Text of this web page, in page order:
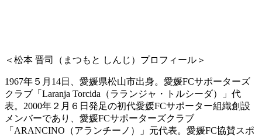
＜松本 晋司（まつもと しんじ）プロフィール＞
1967年５月14日、愛媛県松山市出身。愛媛FCサポーターズ
クラブ「Laranja Torcida（ラランジャ・トルシーダ）」代
表。2000年２月６日発足の初代愛媛FCサポーター組織創設
メンバーであり、愛媛FCサポーターズクラブ
「ARANCINO（アランチーノ）」元代表。愛媛FC協賛スポ